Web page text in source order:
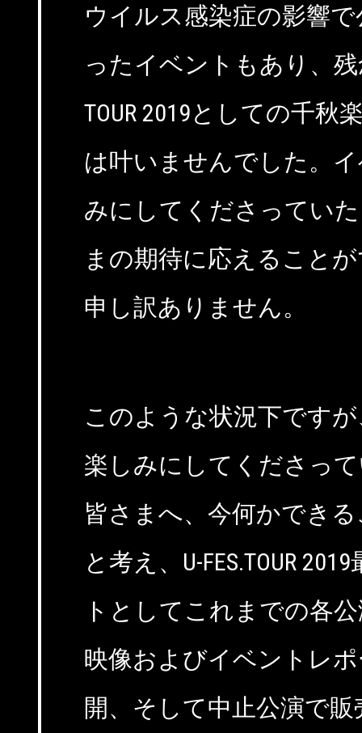
ウイルス感染症の影響
ったイベントもあり、残
TOUR 2019としての千秋
は叶いませんでした。
みにしてくださってい
まの期待に応えること
申し訳ありません。
このような状況下です
楽しみにしてくださっ
皆さまへ、今何かでき
と考え、U-FES.TOUR
トとしてこれまでの各
映像およびイベントレ
開、そして中止公演で